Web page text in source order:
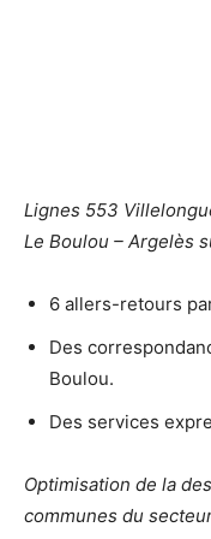
Lignes 553
Le Boulou – Argelès
6 allers-retours
Des
Boulou.
Des services
Optimisation de la
communes du